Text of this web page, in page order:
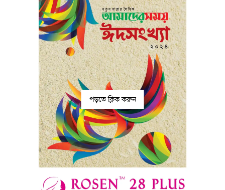
পড়তে ক্লিক করুন